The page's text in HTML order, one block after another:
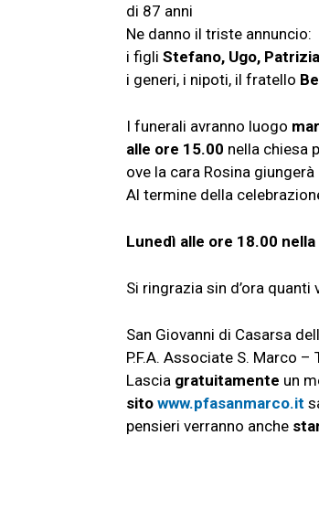
di 87 anni
Ne danno il triste annuncio:
i figli Stefano, Ugo, Patrizia
i generi, i nipoti, il fratello
I funerali avranno luogo
alle ore 15.00 nella chiesa
ove la cara Rosina
Al termine della
Lunedì alle ore 18.00
Si ringrazia sin d’ora
San Giovanni di Casarsa
P.F.A. Associate S. Marco
Lascia gratuitamente un
sito www.pfasanmarco.it
pensieri verranno anche